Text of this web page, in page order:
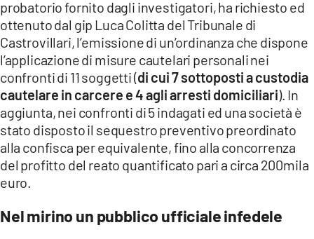
probatorio fornito dagli investigatori, ha richiesto ed
ottenuto dal gip Luca Colitta del Tribunale di
Castrovillari, l’emissione di un’ordinanza che dispone
l’applicazione di misure cautelari personali nei
confronti di 11 soggetti (di cui 7 sottoposti a custodia
cautelare in carcere e 4 agli arresti domiciliari). In
aggiunta, nei confronti di 5 indagati ed una società è
stato disposto il sequestro preventivo preordinato
alla confisca per equivalente, fino alla concorrenza
del profitto del reato quantificato pari a circa 200mila
euro.
Nel mirino un pubblico ufficiale infedele